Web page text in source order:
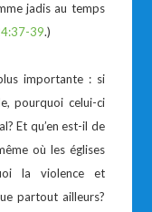
jadis au temps
39.)
importante : si
pourquoi celui-ci
Et qu’en est-il de
où les églises
la violence et
partout ailleurs?